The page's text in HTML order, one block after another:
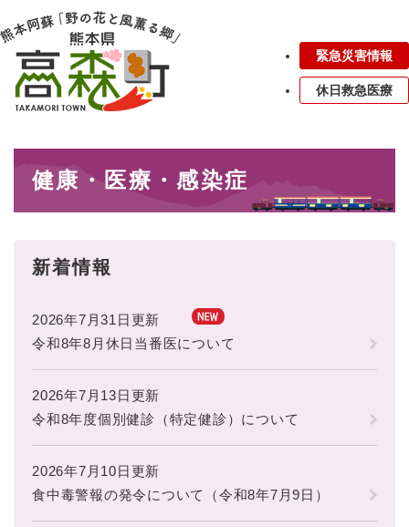
ー
ジ
メニューを飛ばして本文へ
緊急災害情報
休日救急医療
健康・医療・感染症
新着情報
2026年7月31日更新
令和8年8月休日当番医について
2026年7月13日更新
令和8年度個別健診（特定健診）について
2026年7月10日更新
食中毒警報の発令について（令和8年7月9日）